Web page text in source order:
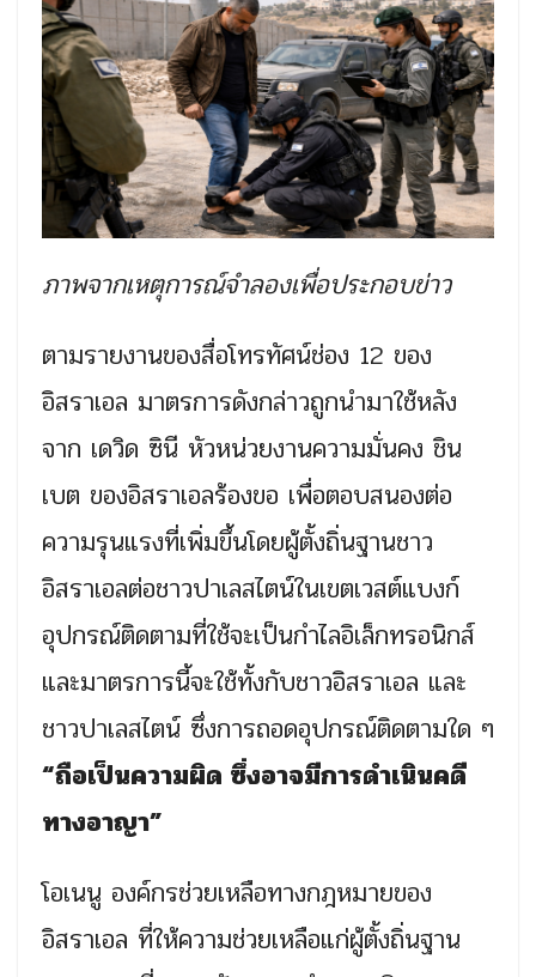
ภาพจากเหตุการณ์จำลองเพื่อประกอบข่าว
ตามรายงานของสื่อโทรทัศน์ช่อง 12 ของ
อิสราเอล มาตรการดังกล่าวถูกนำมาใช้หลัง
จาก เดวิด ซินี หัวหน่วยงานความมั่นคง ชิน
เบต ของอิสราเอลร้องขอ เพื่อตอบสนองต่อ
ความรุนแรงที่เพิ่มขึ้นโดยผู้ตั้งถิ่นฐานชาว
อิสราเอลต่อชาวปาเลสไตน์ในเขตเวสต์แบงก์
อุปกรณ์ติดตามที่ใช้จะเป็นกำไลอิเล็กทรอนิกส์
และมาตรการนี้จะใช้ทั้งกับชาวอิสราเอล และ
ชาวปาเลสไตน์ ซึ่งการถอดอุปกรณ์ติดตามใด ๆ
“ถือเป็นความผิด ซึ่งอาจมีการดำเนินคดี
ทางอาญา”
โอเนนู องค์กรช่วยเหลือทางกฎหมายของ
อิสราเอล ที่ให้ความช่วยเหลือแก่ผู้ตั้งถิ่นฐาน